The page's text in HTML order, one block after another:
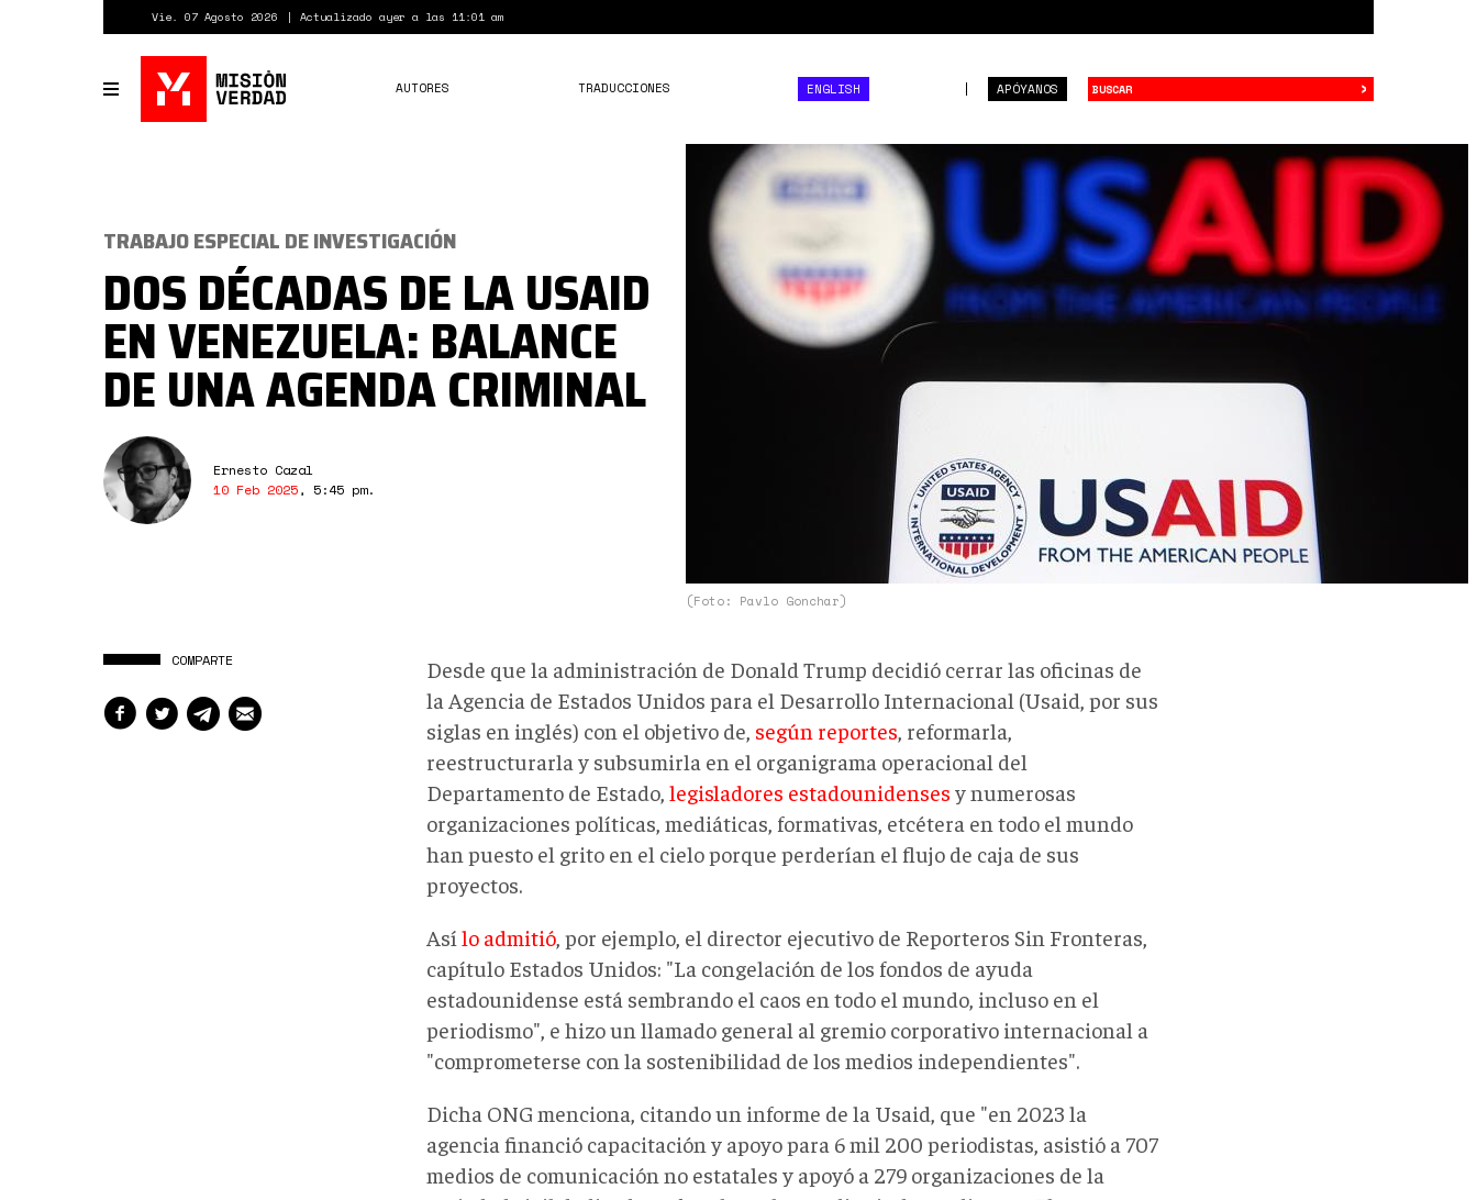
Vie. 07 Agosto 2026 Actualizado ayer a las 11:01 am
Toggle
navigation
APÓYANOS
AUTORES TRADUCCIONES ENGLISH ›
USAID.jpg
(Foto: Pavlo Gonchar)
TRABAJO ESPECIAL DE INVESTIGACIÓN
DOS DÉCADAS DE LA USAID
EN VENEZUELA: BALANCE
DE UNA AGENDA CRIMINAL
Ernesto Cazal
10 Feb 2025, 5:45 pm.
COMPARTE
Desde que la administración de Donald Trump decidió cerrar las oficinas de
la Agencia de Estados Unidos para el Desarrollo Internacional (Usaid, por sus
siglas en inglés) con el objetivo de, según reportes, reformarla,
reestructurarla y subsumirla en el organigrama operacional del
Departamento de Estado, legisladores estadounidenses y numerosas
organizaciones políticas, mediáticas, formativas, etcétera en todo el mundo
han puesto el grito en el cielo porque perderían el flujo de caja de sus
proyectos.
Así lo admitió, por ejemplo, el director ejecutivo de Reporteros Sin Fronteras,
capítulo Estados Unidos: "La congelación de los fondos de ayuda
estadounidense está sembrando el caos en todo el mundo, incluso en el
periodismo", e hizo un llamado general al gremio corporativo internacional a
"comprometerse con la sostenibilidad de los medios independientes".
Dicha ONG menciona, citando un informe de la Usaid, que "en 2023 la
agencia financió capacitación y apoyo para 6 mil 200 periodistas, asistió a 707
medios de comunicación no estatales y apoyó a 279 organizaciones de la